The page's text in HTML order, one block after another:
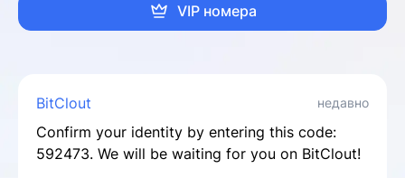
VIP номера
BitClout недавно
Confirm your identity by entering this code:
592473. We will be waiting for you on BitClout!